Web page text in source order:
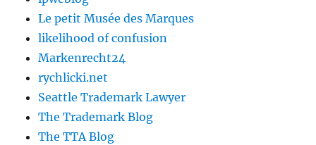
Le petit Musée des Marques
likelihood of confusion
Markenrecht24
rychlicki.net
Seattle Trademark Lawyer
The Trademark Blog
The TTA Blog